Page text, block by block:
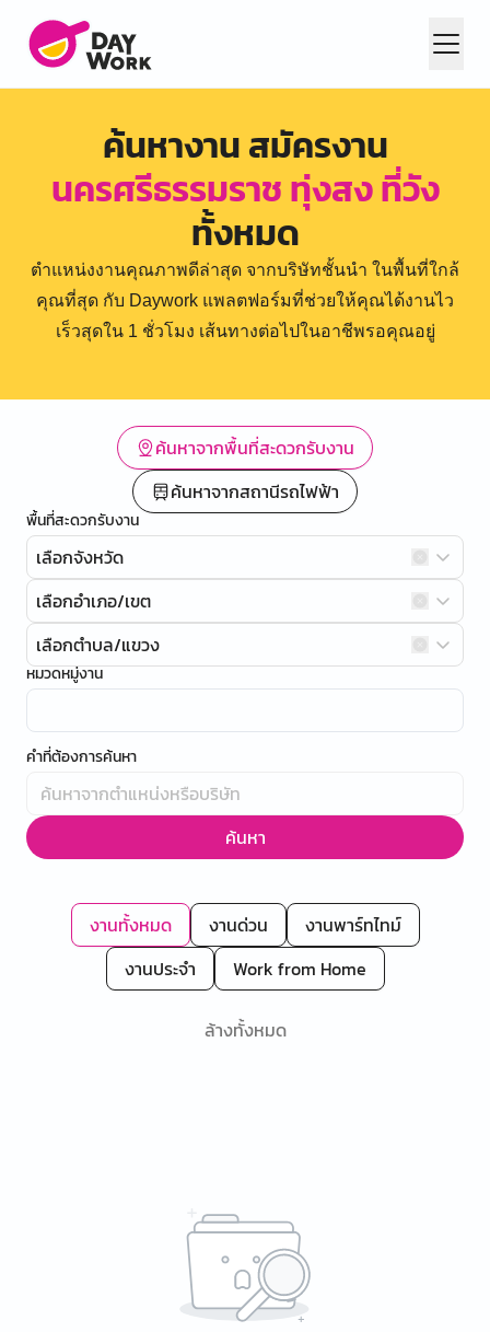
ค้นหางาน สมัครงาน
นครศรีธรรมราช ทุ่งสง ที่วัง
ทั้งหมด
ตำแหน่งงานคุณภาพดีล่าสุด จากบริษัทชั้นนำ ในพื้นที่ใกล้
คุณที่สุด กับ Daywork แพลตฟอร์มที่ช่วยให้คุณได้งานไว
เร็วสุดใน 1 ชั่วโมง เส้นทางต่อไปในอาชีพรอคุณอยู่
ค้นหาจากพื้นที่สะดวกรับงาน
ค้นหาจากสถานีรถไฟฟ้า
พื้นที่สะดวกรับงาน
เลือกจังหวัด
เลือกอำเภอ/เขต
เลือกตำบล/แขวง
หมวดหมู่งาน
คำที่ต้องการค้นหา
ค้นหา
งานทั้งหมด งานด่วน
งานพาร์ทไทม์
งานประจำ
Work from Home
ล้างทั้งหมด